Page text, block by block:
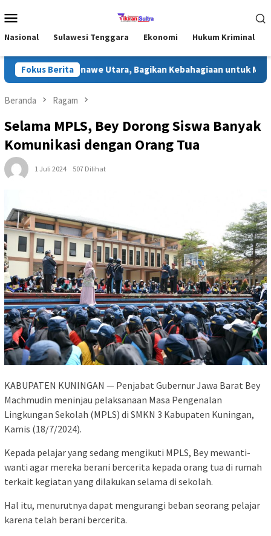
ke
Mobile
Nasional Sulawesi Tenggara Ekonomi Hukum Kriminal
Fokus Berita
di Konawe Utara, Bagikan Kebahagiaan untuk
Beranda Ragam
Selama MPLS, Bey Dorong Siswa Banyak
Komunikasi dengan Orang Tua
1 Juli 2024 507 Dilihat
KABUPATEN KUNINGAN — Penjabat Gubernur Jawa Barat Bey
Machmudin meninjau pelaksanaan Masa Pengenalan
Lingkungan Sekolah (MPLS) di SMKN 3 Kabupaten Kuningan,
Kamis (18/7/2024).
Kepada pelajar yang sedang mengikuti MPLS, Bey mewanti-
wanti agar mereka berani bercerita kepada orang tua di rumah
terkait kegiatan yang dilakukan selama di sekolah.
Hal itu, menurutnya dapat mengurangi beban seorang pelajar
karena telah berani bercerita.